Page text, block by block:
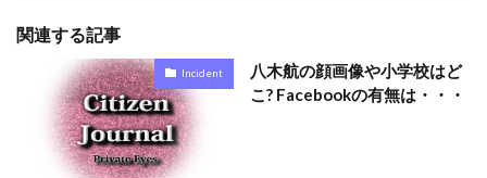
関連する記事
Incident
八木航の顔画像や小学校はど
こ? Facebookの有無は・・・